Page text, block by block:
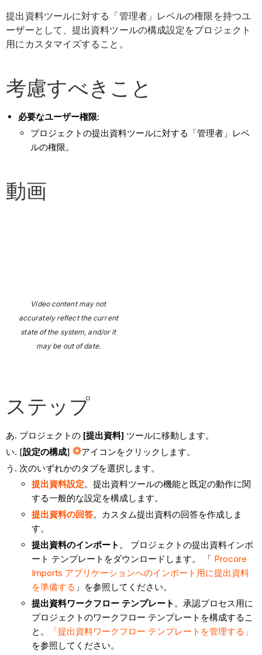
提出資料ツールに対する「管理者」レベルの権限を持つユ
ーザーとして、提出資料ツールの構成設定をプロジェクト
用にカスタマイズすること。
考慮すべきこと
必要なユーザー権限:
プロジェクトの提出資料ツールに対する「管理者」レベ
ルの権限。
動画
Video content may not
accurately reflect the current
state of the system, and/or it
may be out of date.
ステップ
プロジェクトの [提出資料] ツールに移動します。
[設定の構成]
アイコンをクリックします。
次のいずれかのタブを選択します。
提出資料設定。提出資料ツールの機能と既定の動作に関
する一般的な設定を構成します。
提出資料の回答。カスタム提出資料の回答を作成しま
す。
提出資料のインポート 。 プロジェクトの提出資料インポ
ート テンプレートをダウンロードします。 「 Procore
Imports アプリケーションへのインポート用に提出資料
を準備する 」を参照してください。
提出資料ワークフロー テンプレート 。承認プロセス用に
プロジェクトのワークフロー テンプレートを構成するこ
と。
「提出資料ワークフロー テンプレートを管理する」
を参照してください。